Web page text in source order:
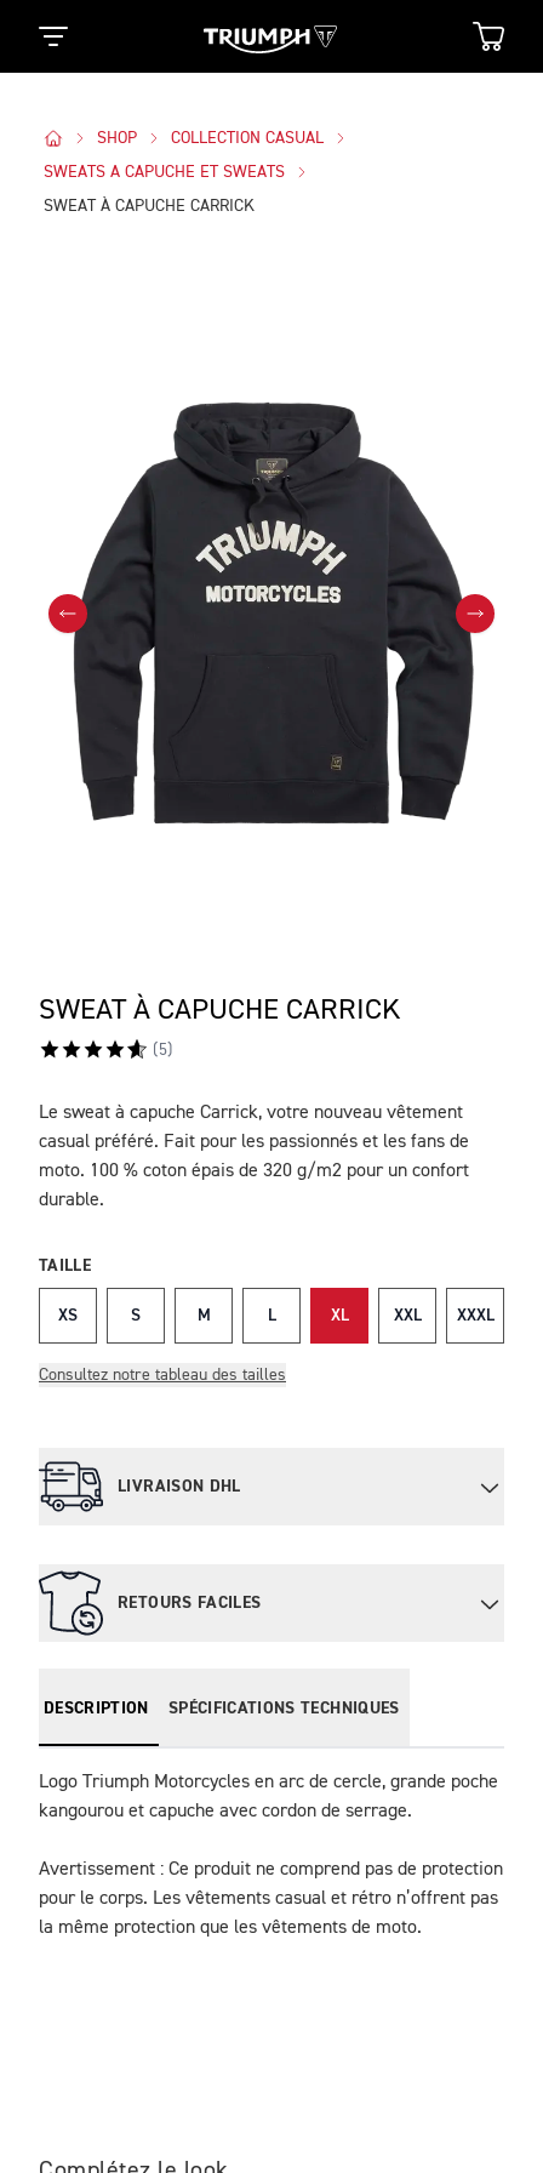
SHOP
COLLECTION CASUAL
SWEATS A CAPUCHE ET SWEATS
SWEAT À CAPUCHE CARRICK
SWEAT À CAPUCHE CARRICK
( 5)
DESCRIPTION
Le sweat à capuche Carrick, votre nouveau vêtement
casual préféré. Fait pour les passionnés et les fans de
moto. 100 % coton épais de 320 g/m2 pour un confort
durable.
TAILLE
XS S M L XL XXL XXXL
Consultez notre tableau des tailles
LIVRAISON DHL
RETOURS FACILES
DESCRIPTION SPÉCIFICATIONS TECHNIQUES
Logo Triumph Motorcycles en arc de cercle, grande poche
kangourou et capuche avec cordon de serrage.
Avertissement : Ce produit ne comprend pas de protection
pour le corps. Les vêtements casual et rétro n’offrent pas
la même protection que les vêtements de moto.